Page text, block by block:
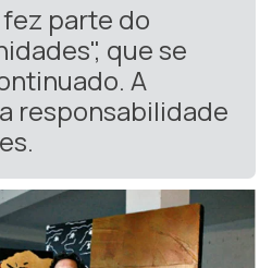
parte do
que se
A
responsabilidade